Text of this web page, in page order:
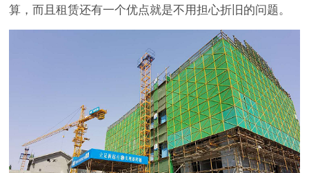
算，而且租赁还有一个优点就是不用担心折旧的问题。